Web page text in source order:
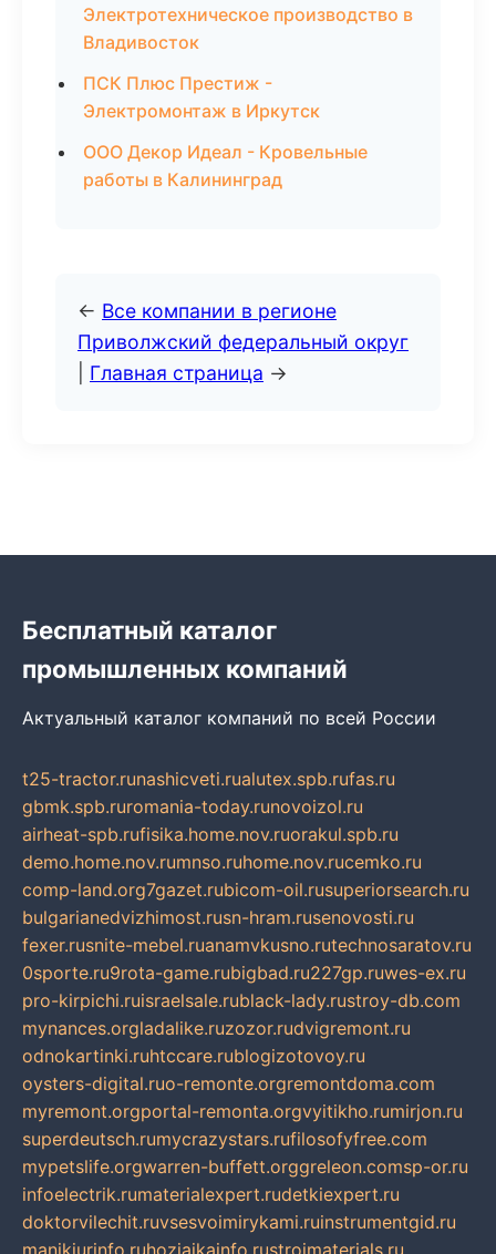
Электротехническое производство в
Владивосток
ПСК Плюс Престиж -
Электромонтаж в Иркутск
ООО Декор Идеал - Кровельные
работы в Калининград
← Все компании в регионе
Приволжский федеральный округ
Главная страница →
Бесплатный каталог
промышленных компаний
Актуальный каталог компаний по всей России
t25-tractor.runashicveti.rualutex.spb.rufas.ru
gbmk.spb.ruromania-today.runovoizol.ru
airheat-spb.rufisika.home.nov.ruorakul.spb.ru
demo.home.nov.rumnso.ruhome.nov.rucemko.ru
comp-land.org7gazet.rubicom-oil.rusuperiorsearch.ru
bulgarianedvizhimost.rusn-hram.rusenovosti.ru
fexer.rusnite-mebel.ruanamvkusno.rutechnosaratov.ru
0sporte.ru9rota-game.rubigbad.ru227gp.ruwes-ex.ru
pro-kirpichi.ruisraelsale.rublack-lady.rustroy-db.com
mynances.orgladalike.ruzozor.rudvigremont.ru
odnokartinki.ruhtccare.rublogizotovoy.ru
oysters-digital.ruo-remonte.orgremontdoma.com
myremont.orgportal-remonta.orgvyitikho.rumirjon.ru
superdeutsch.rumycrazystars.rufilosofyfree.com
mypetslife.orgwarren-buffett.orggreleon.comsp-or.ru
infoelectrik.rumaterialexpert.rudetkiexpert.ru
doktorvilechit.ruvsesvoimirykami.ruinstrumentgid.ru
manikjurinfo.ruhozjajkainfo.rustroimaterials.ru